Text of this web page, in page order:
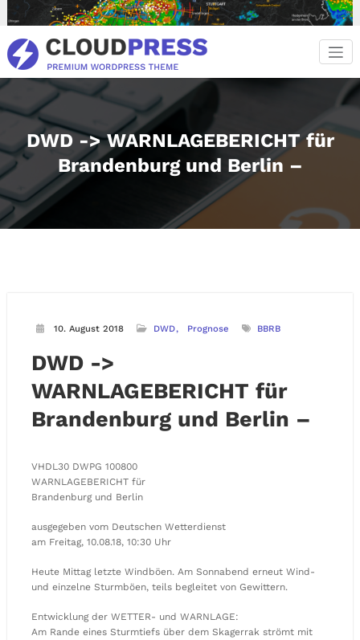
Inhalt
springen
DWD -> WARNLAGEBERICHT für
Brandenburg und Berlin –
10. August 2018 DWD Prognose BBRB
DWD ->
WARNLAGEBERICHT für
Brandenburg und Berlin –
VHDL30 DWPG 100800
WARNLAGEBERICHT für
Brandenburg und Berlin
ausgegeben vom Deutschen Wetterdienst
am Freitag, 10.08.18, 10:30 Uhr
Heute Mittag letzte Windböen. Am Sonnabend erneut Wind-
und einzelne Sturmböen, teils begleitet von Gewittern.
Entwicklung der WETTER- und WARNLAGE:
Am Rande eines Sturmtiefs über dem Skagerrak strömt mit